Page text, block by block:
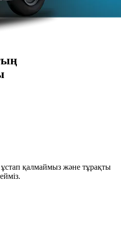
қалмаймыз және тұрақты